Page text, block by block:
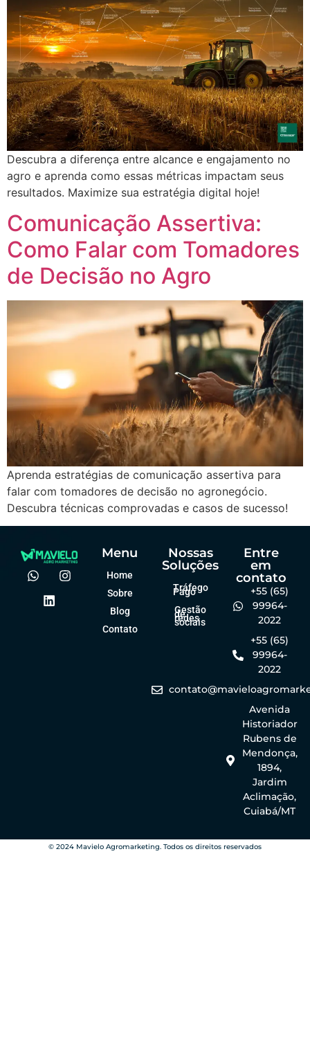
Descubra a diferença entre alcance e engajamento no
agro e aprenda como essas métricas impactam seus
resultados. Maximize sua estratégia digital hoje!
Comunicação Assertiva:
Como Falar com Tomadores
de Decisão no Agro
Aprenda estratégias de comunicação assertiva para
falar com tomadores de decisão no agronegócio.
Descubra técnicas comprovadas e casos de sucesso!
Menu
Home
Sobre
Blog
Contato
Nossas
Soluções
Tráfego
Pago
Gestão
de
redes
sociais
Entre
em
contato
+55 (65)
99964-
2022
+55 (65)
99964-
2022
Avenida
Historiador
Rubens de
Mendonça,
1894,
Jardim
Aclimação,
Cuiabá/MT
© 2024 Mavielo Agromarketing. Todos os direitos reservados